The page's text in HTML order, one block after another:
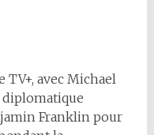
TV+, avec Michael
diplomatique
Franklin pour